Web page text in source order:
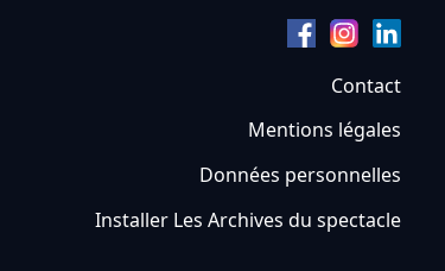
Contact
Mentions légales
Données personnelles
Installer Les Archives du spectacle